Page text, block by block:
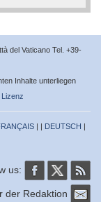
del Vaticano Tel. +39-
Inhalte unterliegen
| | DEUTSCH |
us:
der Redaktion